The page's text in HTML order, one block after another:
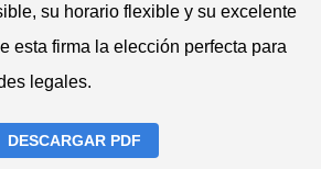
su horario flexible y su excelente
esta firma la elección perfecta para
legales.
DESCARGAR PDF